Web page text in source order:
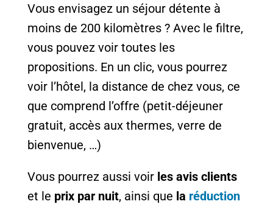
Vous envisagez un séjour détente à
moins de 200 kilomètres ? Avec le filtre,
vous pouvez voir toutes les
propositions. En un clic, vous pourrez
voir l’hôtel, la distance de chez vous, ce
que comprend l’offre (petit-déjeuner
gratuit, accès aux thermes, verre de
bienvenue, …)
Vous pourrez aussi voir les avis clients
et le prix par nuit, ainsi que la réduction